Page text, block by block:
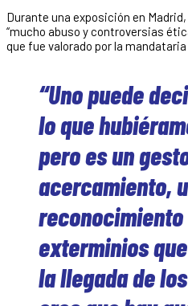
Durante una exposición en Madrid,
“mucho abuso y controversias
que fue valorado por la
“Uno puede
lo que
pero es un
acercamiento,
reconocimiento
exterminios
la llegada de